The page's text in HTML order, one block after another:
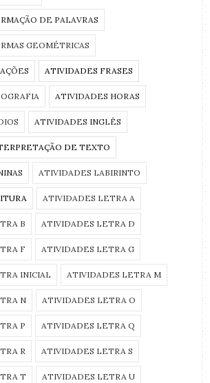
DE PALAVRAS
GEOMÉTRICAS
ATIVIDADES FRASES
ATIVIDADES HORAS
ATIVIDADES INGLÊS
DE TEXTO
ATIVIDADES LABIRINTO
ATIVIDADES LETRA A
B ATIVIDADES LETRA D
F ATIVIDADES LETRA G
INICIAL ATIVIDADES LETRA M
N ATIVIDADES LETRA O
P ATIVIDADES LETRA Q
R ATIVIDADES LETRA S
T ATIVIDADES LETRA U